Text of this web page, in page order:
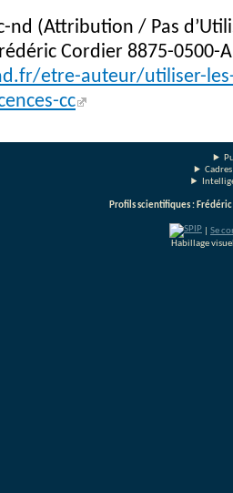
nd (Attribution / Pas
Cordier 8875-0500-
etre-auteur/utiliser-
cc
Profils scientifiques :
Se
Habillage